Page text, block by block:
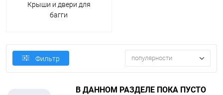
Крыши и двери для
багги
Фильтр популярности
В ДАННОМ РАЗДЕЛЕ ПОКА ПУСТО